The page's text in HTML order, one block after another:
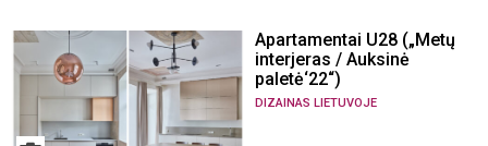
Apartamentai U28 („Metų
interjeras / Auksinė
paletė‘22“)
DIZAINAS LIETUVOJE